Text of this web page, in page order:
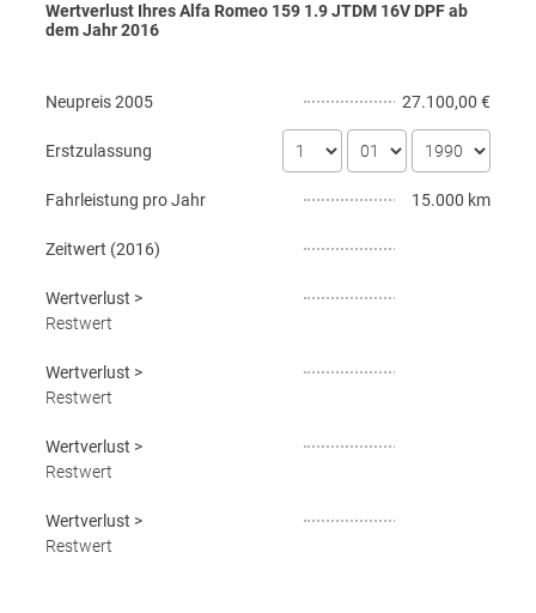
Wertverlust Ihres Alfa Romeo 159 1.9 JTDM 16V DPF ab
dem Jahr2016
Neupreis2005 27.100,00 €
Erstzulassung
Fahrleistung pro Jahr 15.000 km
Zeitwert (2016)
Wertverlust >
Restwert
Wertverlust >
Restwert
Wertverlust >
Restwert
Wertverlust >
Restwert